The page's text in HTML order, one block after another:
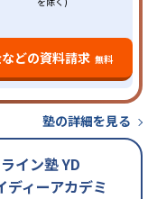
どの資料請求 無料
塾の詳細を見る
イン塾 YD
ィーアカデミ